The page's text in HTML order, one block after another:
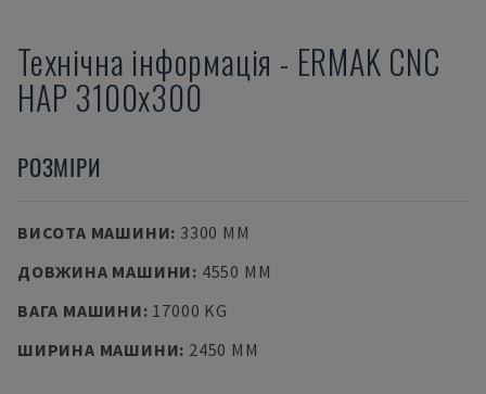
Технічна інформація - ERMAK CNC
HAP 3100x300
РОЗМІРИ
ВИСОТА МАШИНИ: 3300 MM
ДОВЖИНА МАШИНИ: 4550 MM
ВАГА МАШИНИ: 17000 KG
ШИРИНА МАШИНИ: 2450 MM